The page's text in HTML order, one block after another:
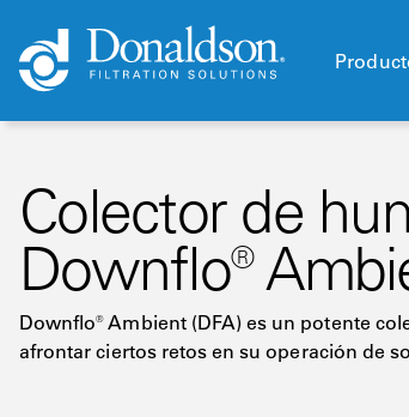
Colector de
Downflo®
Downflo® Ambient (DFA) es un potente
afrontar ciertos retos en su operación de